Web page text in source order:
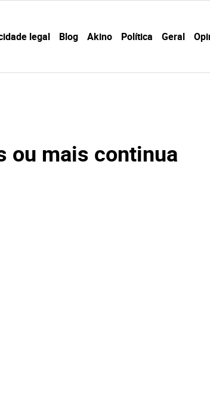
legal Blog Akino Política Geral
ou mais continua